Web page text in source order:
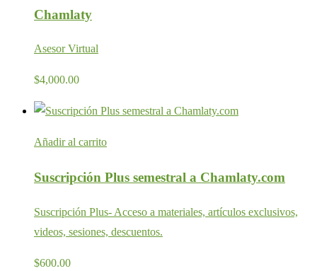
Chamlaty
Asesor Virtual
$4,000.00
Añadir al carrito
Suscripción Plus semestral a Chamlaty.com
Suscripción Plus- Acceso a materiales, artículos exclusivos,
videos, sesiones, descuentos.
$600.00